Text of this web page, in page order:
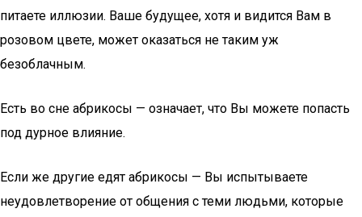
питаете иллюзии. Ваше будущее, хотя и видится Вам в
розовом цвете, может оказаться не таким уж
безоблачным.
Есть во сне абрикосы — означает, что Вы можете попасть
под дурное влияние.
Если же другие едят абрикосы — Вы испытываете
неудовлетворение от общения с теми людьми, которые